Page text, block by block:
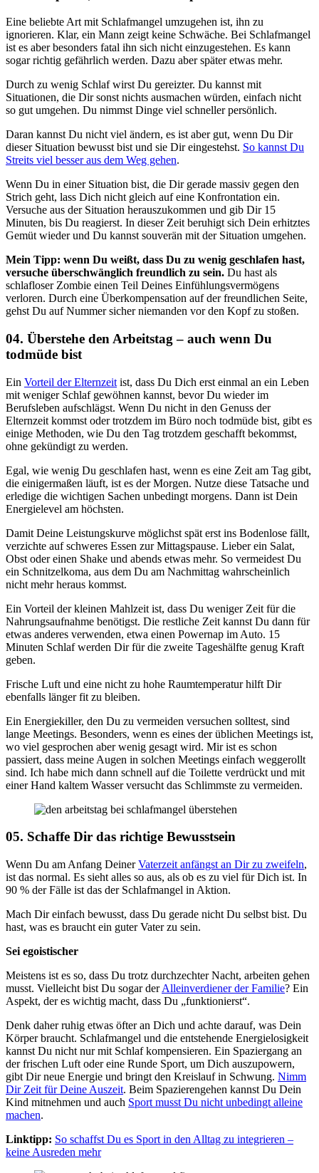
Eine beliebte Art mit Schlafmangel umzugehen ist, ihn zu
ignorieren. Klar, ein Mann zeigt keine Schwäche. Bei Schlafmangel
ist es aber besonders fatal ihn sich nicht einzugestehen. Es kann
sogar richtig gefährlich werden. Dazu aber später etwas mehr.
Durch zu wenig Schlaf wirst Du gereizter. Du kannst mit
Situationen, die Dir sonst nichts ausmachen würden, einfach nicht
so gut umgehen. Du nimmst Dinge viel schneller persönlich.
Daran kannst Du nicht viel ändern, es ist aber gut, wenn Du Dir
dieser Situation bewusst bist und sie Dir eingestehst. So kannst Du
Streits viel besser aus dem Weg gehen.
Wenn Du in einer Situation bist, die Dir gerade massiv gegen den
Strich geht, lass Dich nicht gleich auf eine Konfrontation ein.
Versuche aus der Situation herauszukommen und gib Dir 15
Minuten, bis Du reagierst. In dieser Zeit beruhigt sich Dein erhitztes
Gemüt wieder und Du kannst souverän mit der Situation umgehen.
Mein Tipp: wenn Du weißt, dass Du zu wenig geschlafen hast,
versuche überschwänglich freundlich zu sein. Du hast als
schlafloser Zombie einen Teil Deines Einfühlungsvermögens
verloren. Durch eine Überkompensation auf der freundlichen Seite,
gehst Du auf Nummer sicher niemanden vor den Kopf zu stoßen.
04. Überstehe den Arbeitstag – auch wenn Du
todmüde bist
Ein Vorteil der Elternzeit ist, dass Du Dich erst einmal an ein Leben
mit weniger Schlaf gewöhnen kannst, bevor Du wieder im
Berufsleben aufschlägst. Wenn Du nicht in den Genuss der
Elternzeit kommst oder trotzdem im Büro noch todmüde bist, gibt es
einige Methoden, wie Du den Tag trotzdem geschafft bekommst,
ohne gekündigt zu werden.
Egal, wie wenig Du geschlafen hast, wenn es eine Zeit am Tag gibt,
die einigermaßen läuft, ist es der Morgen. Nutze diese Tatsache und
erledige die wichtigen Sachen unbedingt morgens. Dann ist Dein
Energielevel am höchsten.
Damit Deine Leistungskurve möglichst spät erst ins Bodenlose fällt,
verzichte auf schweres Essen zur Mittagspause. Lieber ein Salat,
Obst oder einen Shake und abends etwas mehr. So vermeidest Du
ein Schnitzelkoma, aus dem Du am Nachmittag wahrscheinlich
nicht mehr heraus kommst.
Ein Vorteil der kleinen Mahlzeit ist, dass Du weniger Zeit für die
Nahrungsaufnahme benötigst. Die restliche Zeit kannst Du dann für
etwas anderes verwenden, etwa einen Powernap im Auto. 15
Minuten Schlaf werden Dir für die zweite Tageshälfte genug Kraft
geben.
Frische Luft und eine nicht zu hohe Raumtemperatur hilft Dir
ebenfalls länger fit zu bleiben.
Ein Energiekiller, den Du zu vermeiden versuchen solltest, sind
lange Meetings. Besonders, wenn es eines der üblichen Meetings ist,
wo viel gesprochen aber wenig gesagt wird. Mir ist es schon
passiert, dass meine Augen in solchen Meetings einfach weggerollt
sind. Ich habe mich dann schnell auf die Toilette verdrückt und mit
einer Hand kaltem Wasser versucht das Schlimmste zu vermeiden.
05. Schaffe Dir das richtige Bewusstsein
Wenn Du am Anfang DeinerVaterzeit anfängst an Dir zu zweifeln,
ist das normal. Es sieht alles so aus, als ob es zu viel für Dich ist. In
90 % der Fälle ist das der Schlafmangel in Aktion.
Mach Dir einfach bewusst, dass Du gerade nicht Du selbst bist. Du
hast, was es braucht ein guter Vater zu sein.
Sei egoistischer
Meistens ist es so, dass Du trotz durchzechter Nacht, arbeiten gehen
musst. Vielleicht bist Du sogar derAlleinverdiener der Familie? Ein
Aspekt, der es wichtig macht, dass Du „funktionierst“.
Denk daher ruhig etwas öfter an Dich und achte darauf, was Dein
Körper braucht. Schlafmangel und die entstehende Energielosigkeit
kannst Du nicht nur mit Schlaf kompensieren. Ein Spaziergang an
der frischen Luft oder eine Runde Sport, um Dich auszupowern,
gibt Dir neue Energie und bringt den Kreislauf in Schwung. Nimm
Dir Zeit für Deine Auszeit. Beim Spazierengehen kannst Du Dein
Kind mitnehmen und auch Sport musst Du nicht unbedingt alleine
machen.
Linktipp: So schaffst Du es Sport in den Alltag zu integrieren –
keine Ausreden mehr